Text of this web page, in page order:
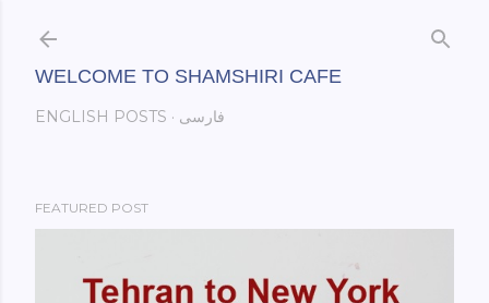
WELCOME TO SHAMSHIRI CAFE
ENGLISH POSTS فارسی
FEATURED POST